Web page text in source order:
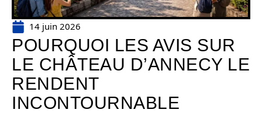
14 juin 2026
POURQUOI LES AVIS SUR
LE CHÂTEAU D’ANNECY LE
RENDENT
INCONTOURNABLE